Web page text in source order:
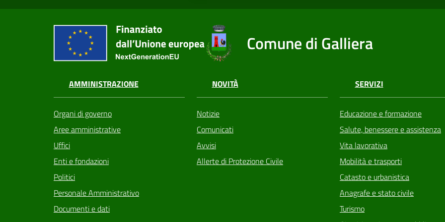
Comune di Galliera
AMMINISTRAZIONE
Organi di governo
Aree amministrative
Uffici
Enti e fondazioni
Politici
Personale Amministrativo
Documenti e dati
NOVITÀ
Notizie
Comunicati
Avvisi
Allerte di Protezione Civile
SERVIZI
Educazione e formazione
Salute, benessere e assistenza
Vita lavorativa
Mobilità e trasporti
Catasto e urbanistica
Anagrafe e stato civile
Turismo